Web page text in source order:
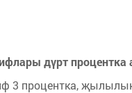
дүрт процентка
3 процентка,